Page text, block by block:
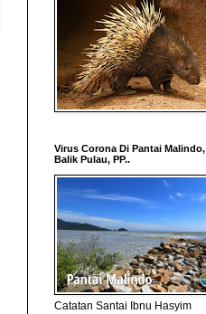
Virus Corona Di Pantai Malindo,
Balik Pulau, PP..
Catatan Santai Ibnu Hasyim